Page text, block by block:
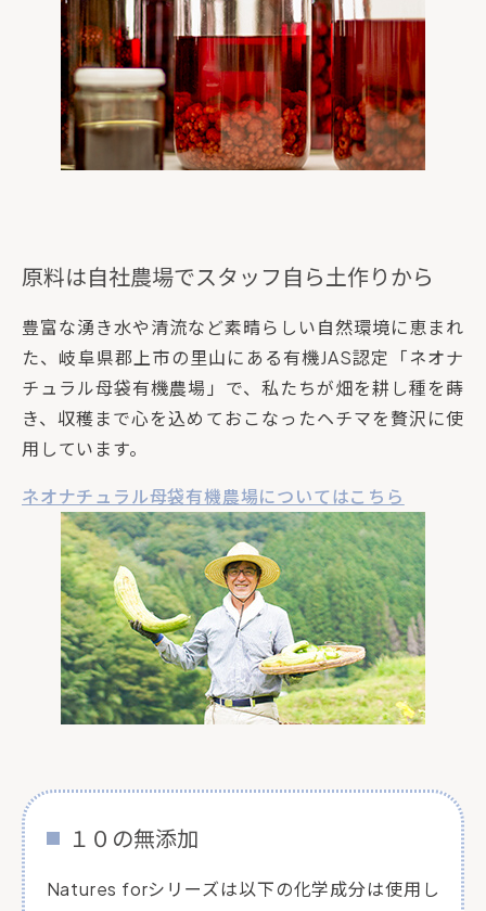
原料は自社農場でスタッフ自ら土作りから
豊富な湧き水や清流など素晴らしい自然環境に恵まれ
た、岐阜県郡上市の里山にある有機JAS認定「ネオナ
チュラル母袋有機農場」で、私たちが畑を耕し種を蒔
き、収穫まで心を込めておこなったヘチマを贅沢に使
用しています。
ネオナチュラル母袋有機農場についてはこちら
１０の無添加
Natures forシリーズは以下の化学成分は使用し